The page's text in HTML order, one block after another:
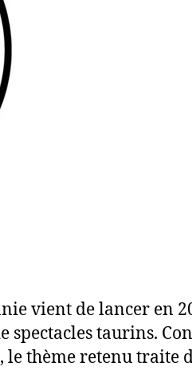
vient de lancer en
spectacles taurins.
, le thème retenu traite